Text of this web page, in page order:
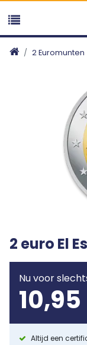
2 Euromunten
2 euro El
Nu voor
10,95
Altijd een